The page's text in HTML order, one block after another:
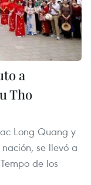
a
Tho
Long Quang y
se llevó a
de los